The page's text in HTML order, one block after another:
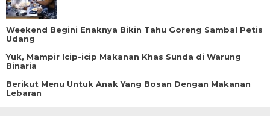
Weekend Begini Enaknya Bikin Tahu Goreng Sambal Petis
Udang
Yuk, Mampir Icip-icip Makanan Khas Sunda di Warung
Binaria
Berikut Menu Untuk Anak Yang Bosan Dengan Makanan
Lebaran